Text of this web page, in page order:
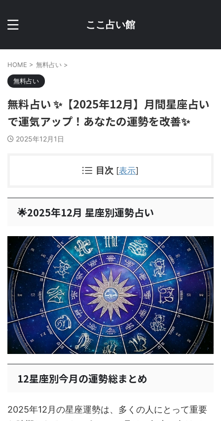
ここ占い館
HOME > 無料占い >
無料占い
無料占い ✨【2025年12月】月間星座占い
で運気アップ！あなたの運勢を改善✨
2025年12月1日
目次 [表示]
🌟2025年12月 星座別運勢占い
12星座別今月の運勢総まとめ
2025年12月の星座運勢は、多くの人にとって重要